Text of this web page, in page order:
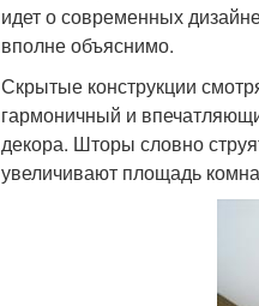
идет о современных
вполне объяснимо.
Скрытые конструкции
гармоничный и
декора. Шторы словно
увеличивают площадь